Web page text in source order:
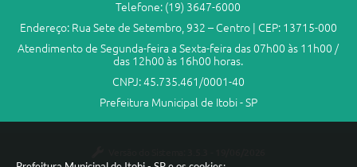
Telefone: (19) 3647-6000
Endereço: Rua Sete de Setembro, 932 – Centro | CEP: 13715-000
Atendimento de Segunda-feira a Sexta-feira das 07h00 às 11h00 /
das 12h00 às 16h00 horas.
CNPJ: 45.735.461/0001-40
Prefeitura Municipal de Itobi - SP